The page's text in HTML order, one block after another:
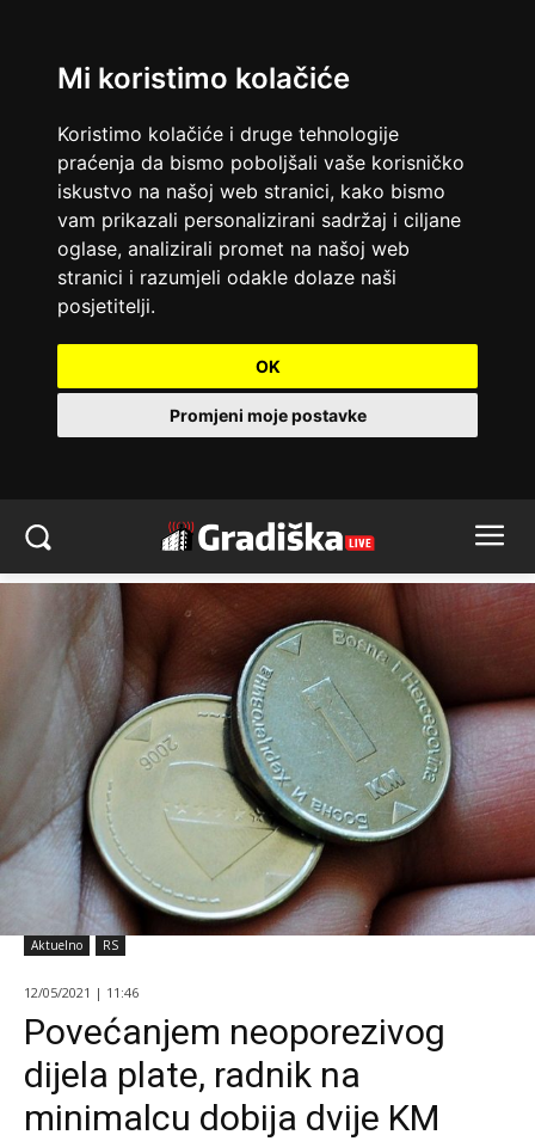
Mi koristimo kolačiće
Koristimo kolačiće i druge tehnologije
praćenja da bismo poboljšali vaše korisničko
iskustvo na našoj web stranici, kako bismo
vam prikazali personalizirani sadržaj i ciljane
oglase, analizirali promet na našoj web
stranici i razumjeli odakle dolaze naši
posjetitelji.
OK
Promjeni moje postavke
Aktuelno RS
12/05/2021 | 11:46
Povećanjem neoporezivog
dijela plate, radnik na
minimalcu dobija dvije KM